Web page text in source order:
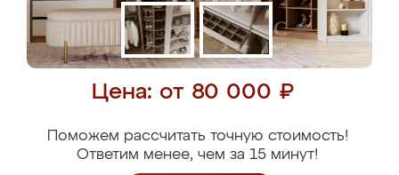
Цена: от 80 000 ₽
Поможем рассчитать точную стоимость!
Ответим менее, чем за 15 минут!